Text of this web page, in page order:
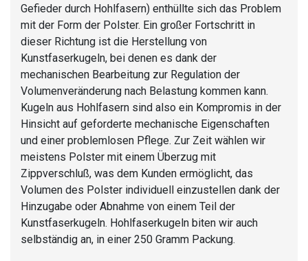
Gefieder durch Hohlfasern) enthüllte sich das Problem
mit der Form der Polster. Ein großer Fortschritt in
dieser Richtung ist die Herstellung von
Kunstfaserkugeln, bei denen es dank der
mechanischen Bearbeitung zur Regulation der
Volumenveränderung nach Belastung kommen kann.
Kugeln aus Hohlfasern sind also ein Kompromis in der
Hinsicht auf geforderte mechanische Eigenschaften
und einer problemlosen Pflege. Zur Zeit wählen wir
meistens Polster mit einem Überzug mit
Zippverschluß, was dem Kunden ermöglicht, das
Volumen des Polster individuell einzustellen dank der
Hinzugabe oder Abnahme von einem Teil der
Kunstfaserkugeln. Hohlfaserkugeln biten wir auch
selbständig an, in einer 250 Gramm Packung.